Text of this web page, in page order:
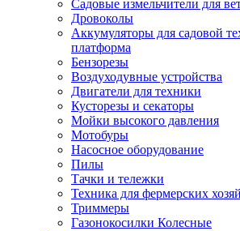
Садовые измельчители для
Дровоколы
Аккумуляторы для садовой
платформа
Бензорезы
Воздуходувные устройства
Двигатели для техники
Кусторезы и секаторы
Мойки высокого давления
Мотобуры
Насосное оборудование
Пилы
Тачки и тележки
Техника для фермерских
Триммеры
Газонокосилки Колесные